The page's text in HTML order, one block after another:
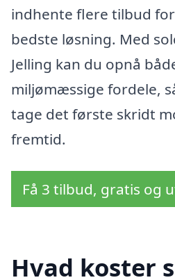
indhente flere tilbud
bedste løsning. Med
Jelling kan du opnå
miljømæssige fordele,
tage det første skridt
fremtid.
Få 3 tilbud, gratis og
Hvad koster